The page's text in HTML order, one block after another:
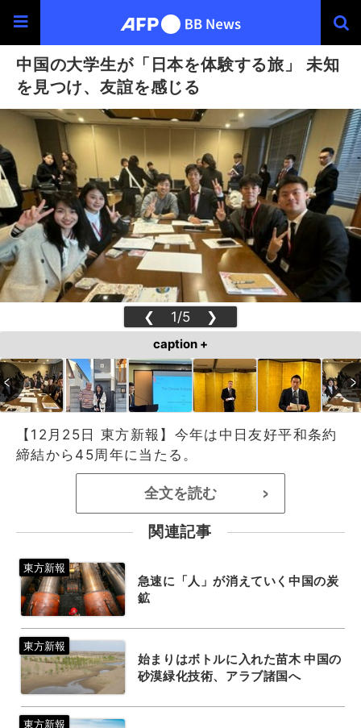
中国の大学生が「日本を体験する旅」 未知
を見つけ、友誼を感じる
❮ 1/5 ❯
caption +
【12月25日 東方新報】今年は中日友好平和条約
締結から45周年に当たる。
全文を読む >
関連記事
急速に「人」が消えていく中国の炭
鉱
始まりはボトルに入れた苗木 中国の
砂漠緑化技術、アラブ諸国へ